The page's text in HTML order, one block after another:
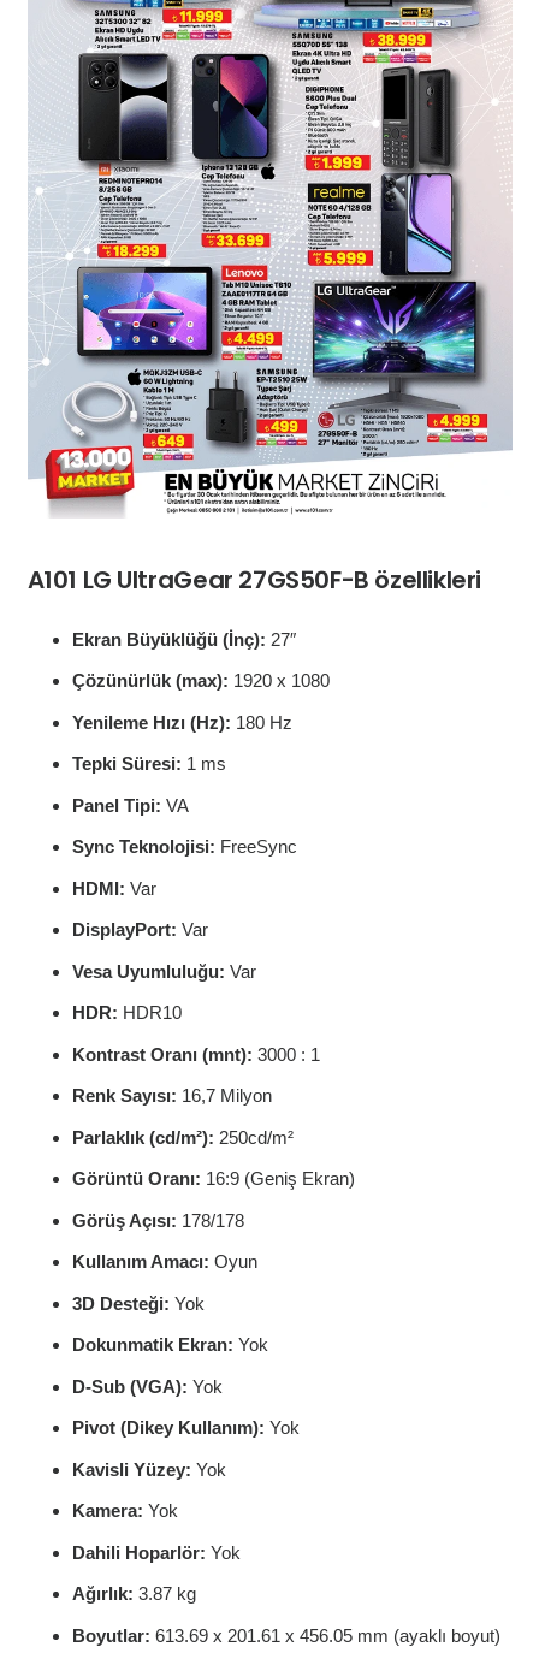
A101 LG UltraGear 27GS50F-B özellikleri
Ekran Büyüklüğü (İnç): 27″
Çözünürlük (max): 1920 x 1080
Yenileme Hızı (Hz): 180 Hz
Tepki Süresi: 1 ms
Panel Tipi: VA
Sync Teknolojisi: FreeSync
HDMI: Var
DisplayPort: Var
Vesa Uyumluluğu: Var
HDR: HDR10
Kontrast Oranı (mnt): 3000 : 1
Renk Sayısı: 16,7 Milyon
Parlaklık (cd/m²): 250cd/m²
Görüntü Oranı: 16:9 (Geniş Ekran)
Görüş Açısı: 178/178
Kullanım Amacı: Oyun
3D Desteği: Yok
Dokunmatik Ekran: Yok
D-Sub (VGA): Yok
Pivot (Dikey Kullanım): Yok
Kavisli Yüzey: Yok
Kamera: Yok
Dahili Hoparlör: Yok
Ağırlık: 3.87 kg
Boyutlar: 613.69 x 201.61 x 456.05 mm (ayaklı boyut)